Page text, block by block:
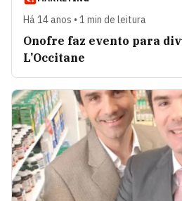
Há 14 anos • 1 min de leitura
Onofre faz evento para
L’Occitane